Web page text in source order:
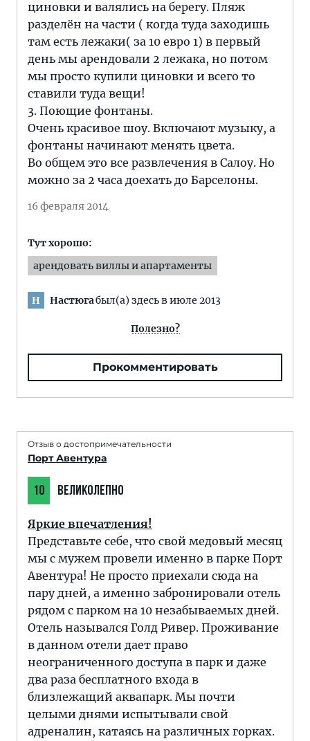
циновки и валялись на берегу. Пляж
разделён на части ( когда туда заходишь
там есть лежаки( за 10 евро 1) в первый
день мы арендовали 2 лежака, но потом
мы просто купили циновки и всего то
ставили туда вещи!
3. Поющие фонтаны.
Очень красивое шоу. Включают музыку, а
фонтаны начинают менять цвета.
Во общем это все развлечения в Салоу. Но
можно за 2 часа доехать до Барселоны.
16 февраля 2014
Тут хорошо:
арендовать виллы и апартаменты
Н Настюгабыл(а) здесь в июле 2013
Полезно?
Прокомментировать
Отзыв о достопримечательности
Порт Авентура
10 ВЕЛИКОЛЕПНО
Яркие впечатления!
Представьте себе, что свой медовый месяц
мы с мужем провели именно в парке Порт
Авентура! Не просто приехали сюда на
пару дней, а именно забронировали отель
рядом с парком на 10 незабываемых дней.
Отель назывался Голд Ривер. Проживание
в данном отели дает право
неограниченного доступа в парк и даже
два раза бесплатного входа в
близлежащий аквапарк. Мы почти
целыми днями испытывали свой
адреналин, катаясь на различных горках.